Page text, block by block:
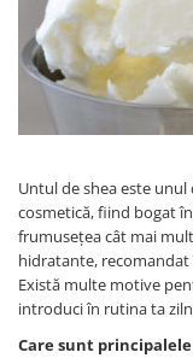
TERAPEUTIC
THAILANDEZ (LOMI-
Untul de shea este
cosmetică, fiind bogat
frumusețea cât mai
hidratante, recomandat
Există multe motive
introduci în rutina ta
Care sunt